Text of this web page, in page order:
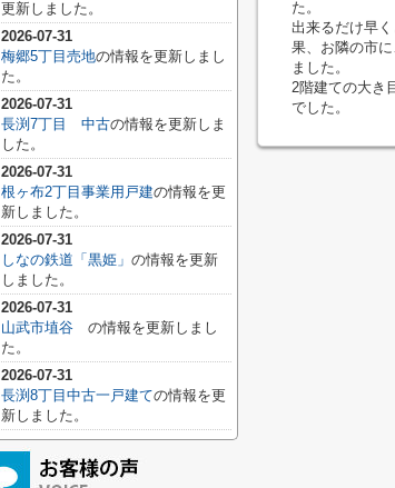
た。
出来るだけ早
果、お隣の市
ました。
2階建ての大き
でした。
更新しました。
2026-07-31
梅郷5丁目売地の情報を更新しまし
た。
2026-07-31
長渕7丁目 中古の情報を更新しま
した。
2026-07-31
根ヶ布2丁目事業用戸建の情報を更
新しました。
2026-07-31
しなの鉄道「黒姫」 の情報を更新
しました。
2026-07-31
山武市埴谷 の情報を更新しまし
た。
2026-07-31
長渕8丁目中古一戸建ての情報を更
新しました。